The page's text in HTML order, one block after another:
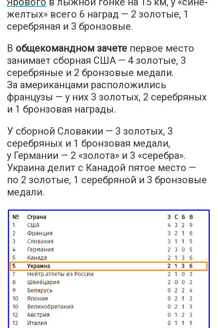
желтых» всего 6 наград — 2 золотые, 1
серебряная и 3 бронзовые.
В общекомандном зачете первое место
занимает сборная США — 4 золотые, 3
серебряные и 2 бронзовые медали.
За американцами расположились
французы — у них 3 золотых, 2 серебряных
и 1 бронзовая награды.
У сборной Словакии — 3 золотых, 3
серебряных и 1 бронзовая медали,
у Германии — 2 «золота» и 3 «серебра».
Украина делит с Канадой пятое место —
по 2 золотые, 1 серебряной и 3 бронзовые
медали.